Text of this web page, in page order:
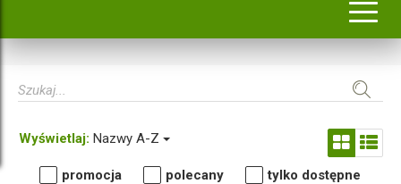
Wyświetlaj: Nazwy A-Z
promocja polecany tylko dostępne